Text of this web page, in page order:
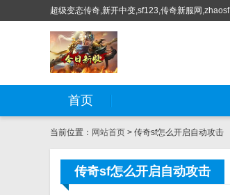
超级变态传奇,新开中变,sf123,传奇新服网,zhaosf
首页
当前位置： 网站首页 > 传奇sf怎么开启自动攻击
传奇sf怎么开启自动攻击